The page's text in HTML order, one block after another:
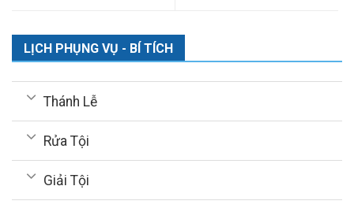
LỊCH PHỤNG VỤ - BÍ TÍCH
Thánh Lễ
Rửa Tội
Giải Tội